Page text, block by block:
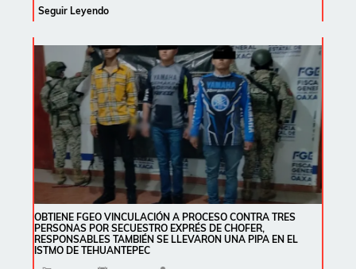
Seguir Leyendo
OBTIENE FGEO VINCULACIÓN A PROCESO CONTRA TRES
PERSONAS POR SECUESTRO EXPRÉS DE CHOFER,
RESPONSABLES TAMBIÉN SE LLEVARON UNA PIPA EN EL
ISTMO DE TEHUANTEPEC